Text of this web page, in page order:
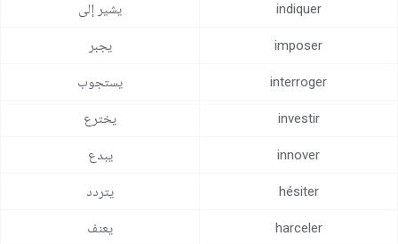
indiquer يشير إلى
imposer يجبر
interroger يستجوب
investir يخترع
innover يبدع
hésiter يتردد
harceler يعنف